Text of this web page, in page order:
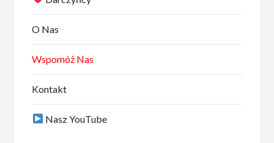
O Nas
Wspomóż Nas
Kontakt
Nasz YouTube